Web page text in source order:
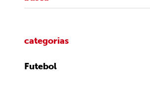
categorias
Futebol